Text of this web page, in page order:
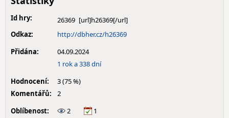
Id hry:
26369
Odkaz:
http://dbher.cz/h26369
Přidána:
04.09.2024
1 rok a 338 dní
Hodnocení:
3 (75 %)
Komentářů:
2
Oblíbenost:
2
1